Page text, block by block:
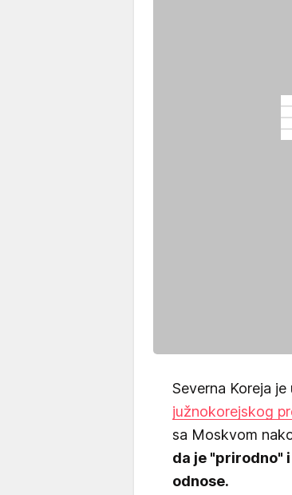
Severna Koreja
južnokorejskog
sa Moskvom
da je "prirodno"
odnose.